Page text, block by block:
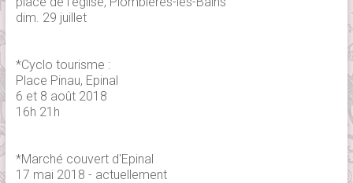
dim. 29 juillet
*Cyclo tourisme :
Place Pinau, Epinal
6 et 8 août 2018
16h 21h
*Marché couvert d'Epinal
17 mai 2018 - actuellement